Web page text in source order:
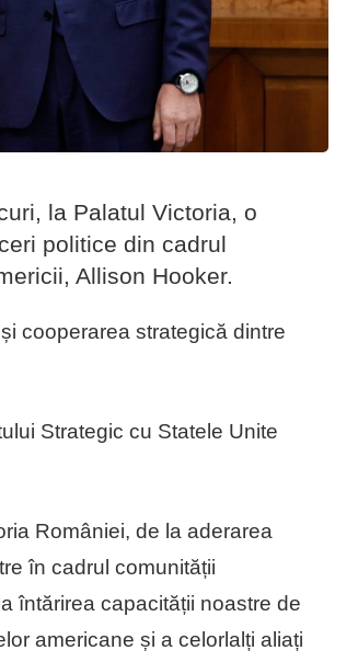
la Palatul Victoria, o
politice din cadrul
Allison Hooker.
cooperarea strategică dintre
Strategic cu Statele Unite
României, de la aderarea
în cadrul comunității
întărirea capacității noastre de
americane și a celorlalți aliați